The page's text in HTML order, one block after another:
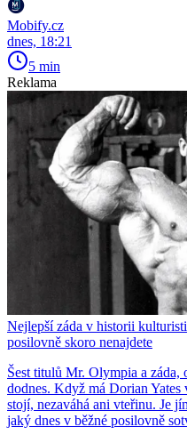
Mobify.cz
dnes, 18:21
5 min
Reklama
Nejlepší záda v historii
posilovně skoro nenajdete
Šest titulů Mr. Olympia a
dodnes. Když má Dorian
stojí, nezaváhá ani vteřinu. Je
jaký dnes v běžné posilovně